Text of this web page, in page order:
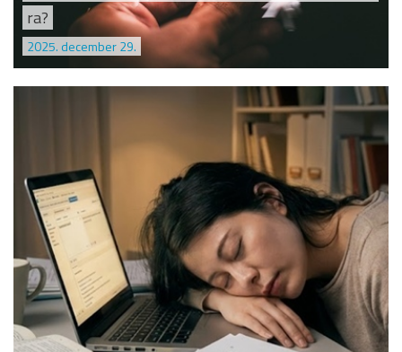
ra?
2025. december 29.